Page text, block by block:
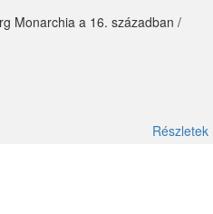
Monarchia a 16. században /
Részletek